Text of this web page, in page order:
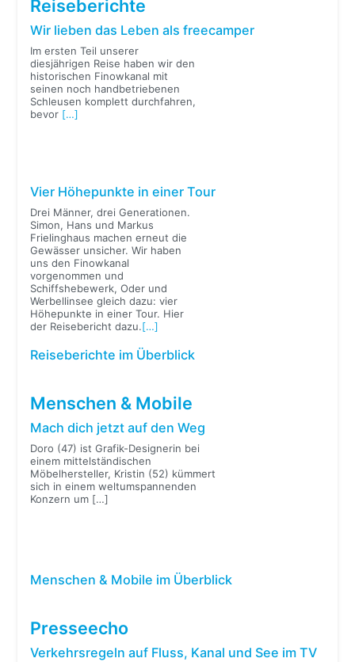
Reiseberichte
Wir lieben das Leben als freecamper
Im ersten Teil unserer
diesjährigen Reise haben wir den
historischen Finowkanal mit
seinen noch handbetriebenen
Schleusen komplett durchfahren,
bevor […]
Vier Höhepunkte in einer Tour
Drei Männer, drei Generationen.
Simon, Hans und Markus
Frielinghaus machen erneut die
Gewässer unsicher. Wir haben
uns den Finowkanal
vorgenommen und
Schiffshebewerk, Oder und
Werbellinsee gleich dazu: vier
Höhepunkte in einer Tour. Hier
der Reisebericht dazu.[…]
Reiseberichte im Überblick
Menschen & Mobile
Mach dich jetzt auf den Weg
Doro (47) ist Grafik-Designerin bei
einem mittelständischen
Möbelhersteller, Kristin (52) kümmert
sich in einem weltumspannenden
Konzern um […]
Menschen & Mobile im Überblick
Presseecho
Verkehrsregeln auf Fluss, Kanal und See im TV